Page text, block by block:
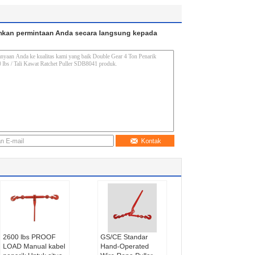
permintaan Anda secara langsung kepada
Kontak
2600 lbs PROOF
LOAD Manual kabel
GS/CE Standar
Hand-Operated